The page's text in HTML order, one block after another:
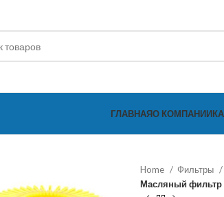
ГЛАВНАЯО КОМПАНИИ
Home Фильтры
Масляный фильтр